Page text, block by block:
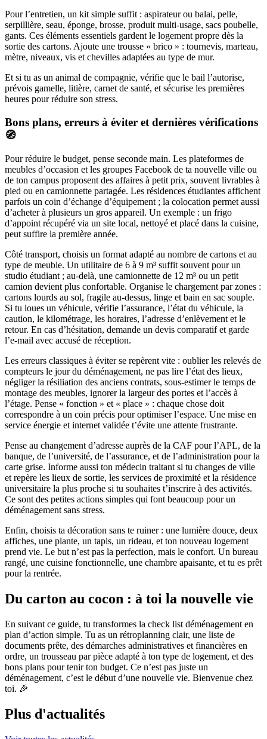
Pour l’entretien, un kit simple suffit : aspirateur ou balai, pelle,
serpillière, seau, éponge, brosse, produit multi-usage, sacs poubelle,
gants. Ces éléments essentiels gardent le logement propre dès la
sortie des cartons. Ajoute une trousse « brico » : tournevis, marteau,
mètre, niveaux, vis et chevilles adaptées au type de mur.
Et si tu as un animal de compagnie, vérifie que le bail l’autorise,
prévois gamelle, litière, carnet de santé, et sécurise les premières
heures pour réduire son stress.
Bons plans, erreurs à éviter et dernières vérifications
🧭
Pour réduire le budget, pense seconde main. Les plateformes de
meubles d’occasion et les groupes Facebook de ta nouvelle ville ou
de ton campus proposent des affaires à petit prix, souvent livrables à
pied ou en camionnette partagée. Les résidences étudiantes affichent
parfois un coin d’échange d’équipement ; la colocation permet aussi
d’acheter à plusieurs un gros appareil. Un exemple : un frigo
d’appoint récupéré via un site local, nettoyé et placé dans la cuisine,
peut suffire la première année.
Côté transport, choisis un format adapté au nombre de cartons et au
type de meuble. Un utilitaire de 6 à 9 m³ suffit souvent pour un
studio étudiant ; au-delà, une camionnette de 12 m³ ou un petit
camion devient plus confortable. Organise le chargement par zones :
cartons lourds au sol, fragile au-dessus, linge et bain en sac souple.
Si tu loues un véhicule, vérifie l’assurance, l’état du véhicule, la
caution, le kilométrage, les horaires, l’adresse d’enlèvement et le
retour. En cas d’hésitation, demande un devis comparatif et garde
l’e-mail avec accusé de réception.
Les erreurs classiques à éviter se repèrent vite : oublier les relevés de
compteurs le jour du déménagement, ne pas lire l’état des lieux,
négliger la résiliation des anciens contrats, sous-estimer le temps de
montage des meubles, ignorer la largeur des portes et l’accès à
l’étage. Pense « fonction » et « place » : chaque chose doit
correspondre à un coin précis pour optimiser l’espace. Une mise en
service énergie et internet validée t’évite une attente frustrante.
Pense au changement d’adresse auprès de la CAF pour l’APL, de la
banque, de l’université, de l’assurance, et de l’administration pour la
carte grise. Informe aussi ton médecin traitant si tu changes de ville
et repère les lieux de sortie, les services de proximité et la résidence
universitaire la plus proche si tu souhaites t’inscrire à des activités.
Ce sont des petites actions simples qui font beaucoup pour un
déménagement sans stress.
Enfin, choisis ta décoration sans te ruiner : une lumière douce, deux
affiches, une plante, un tapis, un rideau, et ton nouveau logement
prend vie. Le but n’est pas la perfection, mais le confort. Un bureau
rangé, une cuisine fonctionnelle, une chambre apaisante, et tu es prêt
pour la rentrée.
Du carton au cocon : à toi la nouvelle vie
En suivant ce guide, tu transformes la check list déménagement en
plan d’action simple. Tu as un rétroplanning clair, une liste de
documents prête, des démarches administratives et financières en
ordre, un trousseau par pièce adapté à ton type de logement, et des
bons plans pour tenir ton budget. Ce n’est pas juste un
déménagement, c’est le début d’une nouvelle vie. Bienvenue chez
toi. 🎉
Plus d'actualités